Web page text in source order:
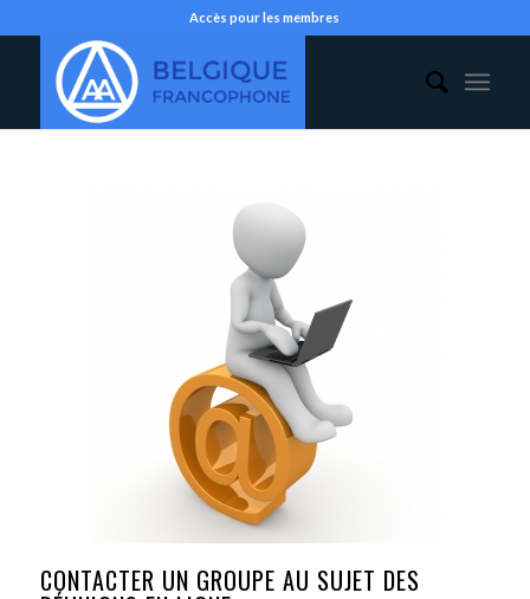
Accès pour les membres
CONTACTER UN GROUPE AU SUJET DES